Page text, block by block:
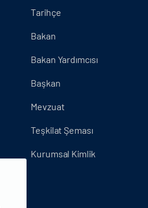
Tarihçe
Bakan
Bakan Yardımcısı
Başkan
Mevzuat
Teşkilat Şeması
Kurumsal Kimlik